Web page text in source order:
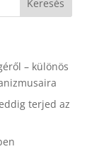
– különös
terjed az